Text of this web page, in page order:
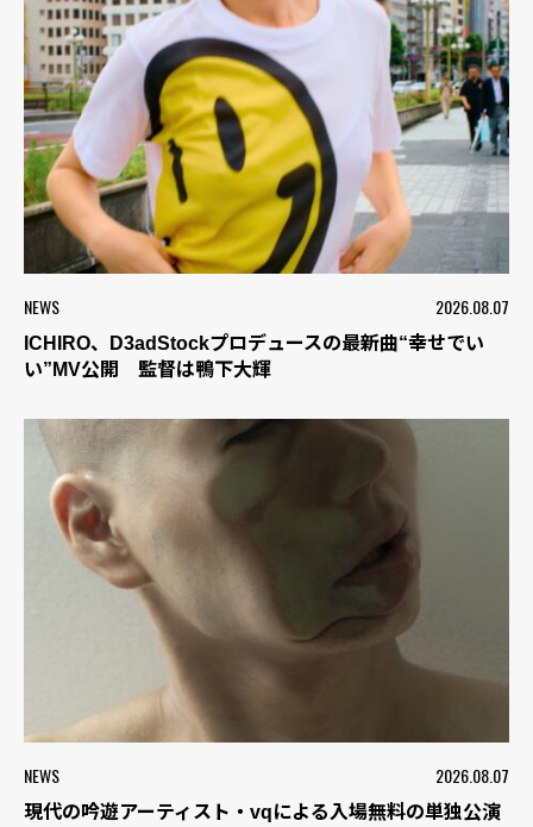
NEWS 2026.08.07
ICHIRO、D3adStockプロデュースの最新曲“幸せでい
い”MV公開 監督は鴨下大輝
NEWS 2026.08.07
現代の吟遊アーティスト・vqによる入場無料の単独公演